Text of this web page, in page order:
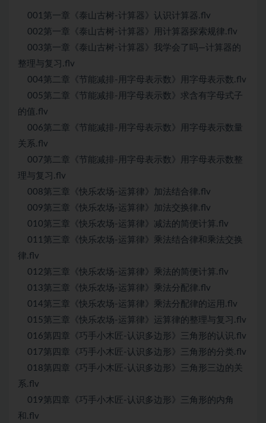
001第一章《泰山古树-计算器》认识计算器.flv
002第一章《泰山古树-计算器》用计算器探索规律.flv
003第一章《泰山古树-计算器》我学会了吗—计算器的
整理与复习.flv
004第二章《节能减排-用字母表示数》用字母表示数.flv
005第二章《节能减排-用字母表示数》求含有字母式子
的值.flv
006第二章《节能减排-用字母表示数》用字母表示数量
关系.flv
007第二章《节能减排-用字母表示数》用字母表示数整
理与复习.flv
008第三章《快乐农场-运算律》加法结合律.flv
009第三章《快乐农场-运算律》加法交换律.flv
010第三章《快乐农场-运算律》减法的简便计算.flv
011第三章《快乐农场-运算律》乘法结合律和乘法交换
律.flv
012第三章《快乐农场-运算律》乘法的简便计算.flv
013第三章《快乐农场-运算律》乘法分配律.flv
014第三章《快乐农场-运算律》乘法分配律的运用.flv
015第三章《快乐农场-运算律》运算律的整理与复习.flv
016第四章《巧手小木匠-认识多边形》三角形的认识.flv
017第四章《巧手小木匠-认识多边形》三角形的分类.flv
018第四章《巧手小木匠-认识多边形》三角形三边的关
系.flv
019第四章《巧手小木匠-认识多边形》三角形的内角
和.flv